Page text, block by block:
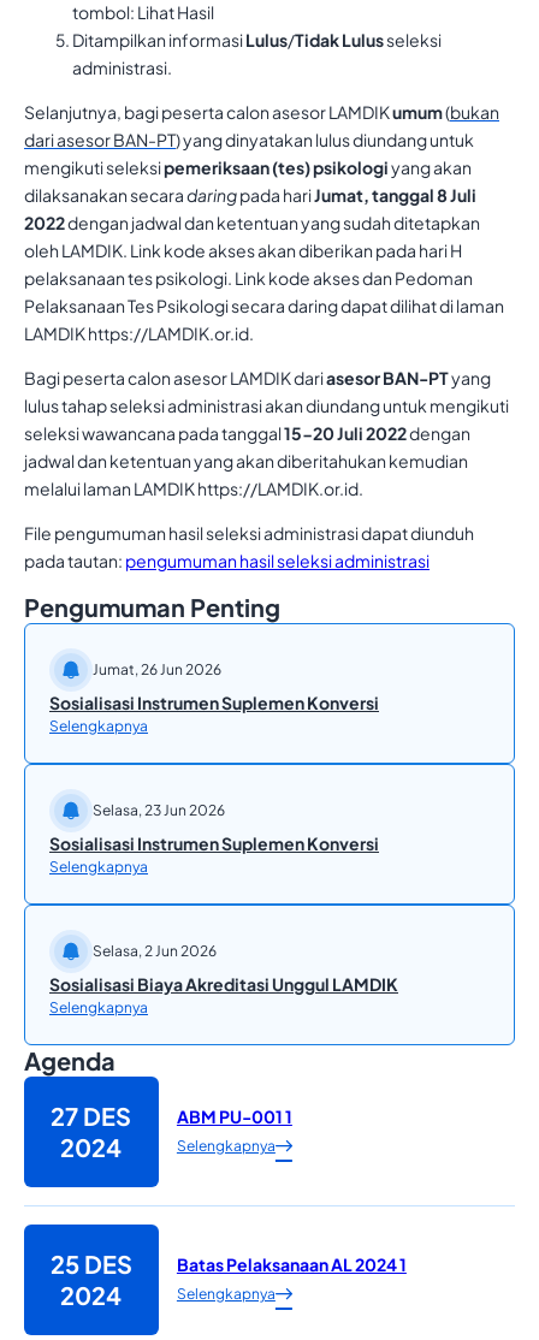
tombol: Lihat Hasil
Ditampilkan informasiLulus/Tidak Lulusseleksi
administrasi.
Selanjutnya, bagi peserta calon asesor LAMDIKumum(bukan
dari asesor BAN-PT) yang dinyatakan lulus diundang untuk
mengikuti seleksipemeriksaan (tes) psikologiyang akan
dilaksanakan secaradaringpada hariJumat, tanggal 8 Juli
2022dengan jadwal dan ketentuan yang sudah ditetapkan
oleh LAMDIK. Link kode akses akan diberikan pada hari H
pelaksanaan tes psikologi. Link kode akses dan Pedoman
Pelaksanaan Tes Psikologi secara daring dapat dilihat di laman
LAMDIK https://LAMDIK.or.id.
Bagi peserta calon asesor LAMDIK dariasesor BAN-PTyang
lulus tahap seleksi administrasi akan diundang untuk mengikuti
seleksi wawancana pada tanggal15-20 Juli 2022dengan
jadwal dan ketentuan yang akan diberitahukan kemudian
melalui laman LAMDIK https://LAMDIK.or.id.
File pengumuman hasil seleksi administrasi dapat diunduh
pada tautan: pengumuman hasil seleksi administrasi
Pengumuman Penting
Jumat, 26 Jun 2026
Sosialisasi Instrumen Suplemen Konversi
Selengkapnya
Selasa, 23 Jun 2026
Sosialisasi Instrumen Suplemen Konversi
Selengkapnya
Selasa, 2 Jun 2026
Sosialisasi Biaya Akreditasi Unggul LAMDIK
Selengkapnya
Agenda
27 DES
2024
ABM PU-001 1
Selengkapnya
25 DES
2024
Batas Pelaksanaan AL 2024 1
Selengkapnya